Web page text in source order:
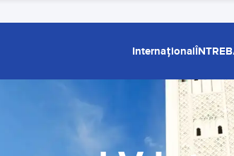
Internațional